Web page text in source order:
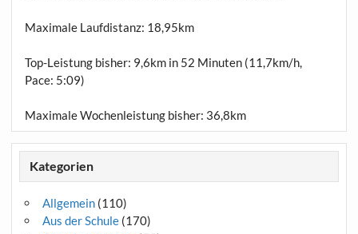
Maximale Laufdistanz: 18,95km
Top-Leistung bisher: 9,6km in 52 Minuten (11,7km/h,
Pace: 5:09)
Maximale Wochenleistung bisher: 36,8km
Kategorien
Allgemein(110)
Aus der Schule(170)